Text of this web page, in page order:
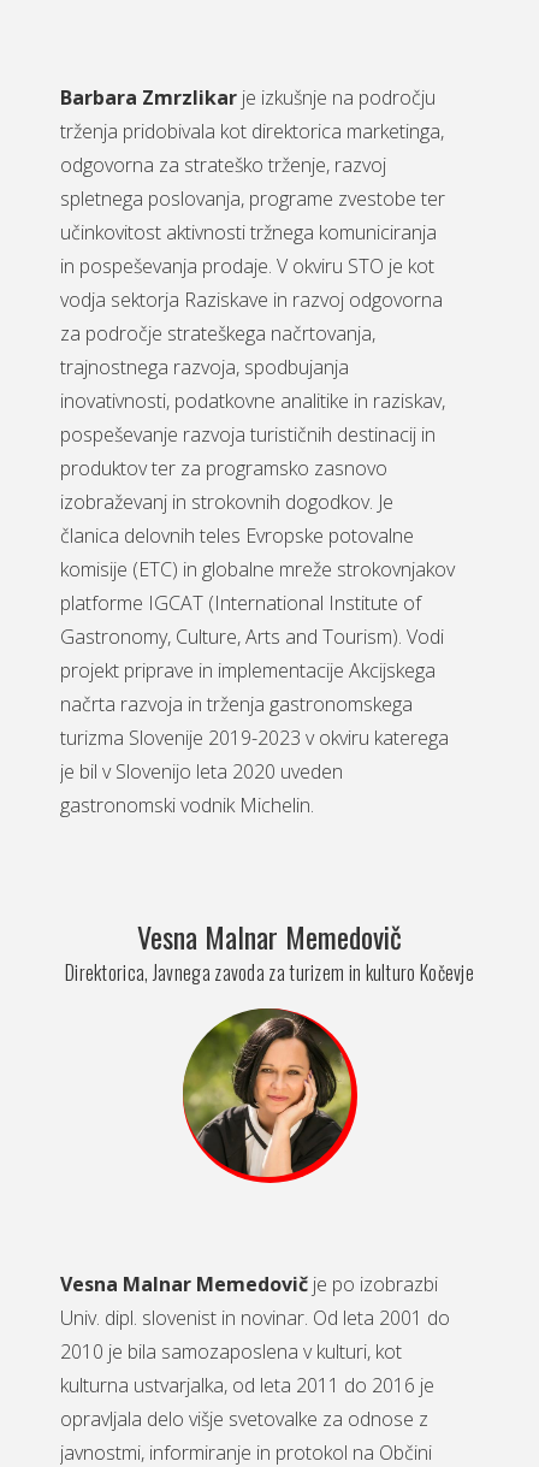
Barbara Zmrzlikar je izkušnje na področju
trženja pridobivala kot direktorica marketinga,
odgovorna za strateško trženje, razvoj
spletnega poslovanja, programe zvestobe ter
učinkovitost aktivnosti tržnega komuniciranja
in pospeševanja prodaje. V okviru STO je kot
vodja sektorja Raziskave in razvoj odgovorna
za področje strateškega načrtovanja,
trajnostnega razvoja, spodbujanja
inovativnosti, podatkovne analitike in raziskav,
pospeševanje razvoja turističnih destinacij in
produktov ter za programsko zasnovo
izobraževanj in strokovnih dogodkov. Je
članica delovnih teles Evropske potovalne
komisije (ETC) in globalne mreže strokovnjakov
platforme IGCAT (International Institute of
Gastronomy, Culture, Arts and Tourism). Vodi
projekt priprave in implementacije Akcijskega
načrta razvoja in trženja gastronomskega
turizma Slovenije 2019-2023 v okviru katerega
je bil v Slovenijo leta 2020 uveden
gastronomski vodnik Michelin.
Vesna Malnar Memedovič
Direktorica, Javnega zavoda za turizem in kulturo Kočevje
Vesna Malnar Memedovič je po izobrazbi
Univ. dipl. slovenist in novinar. Od leta 2001 do
2010 je bila samozaposlena v kulturi, kot
kulturna ustvarjalka, od leta 2011 do 2016 je
opravljala delo višje svetovalke za odnose z
javnostmi, informiranje in protokol na Občini